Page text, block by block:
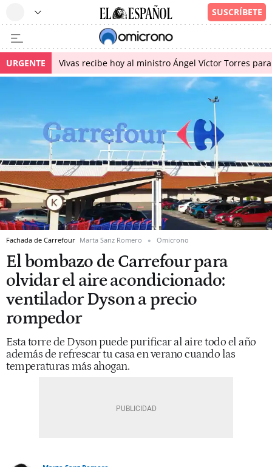
URGENTE Vivas recibe hoy al ministro Ángel Víctor Torres
Fachada de Carrefour Marta Sanz Romero Omicrono
El bombazo de Carrefour para
olvidar el aire acondicionado:
ventilador Dyson a precio
rompedor
Esta torre de Dyson puede purificar al aire todo el año
además de refrescar tu casa en verano cuando las
temperaturas más ahogan.